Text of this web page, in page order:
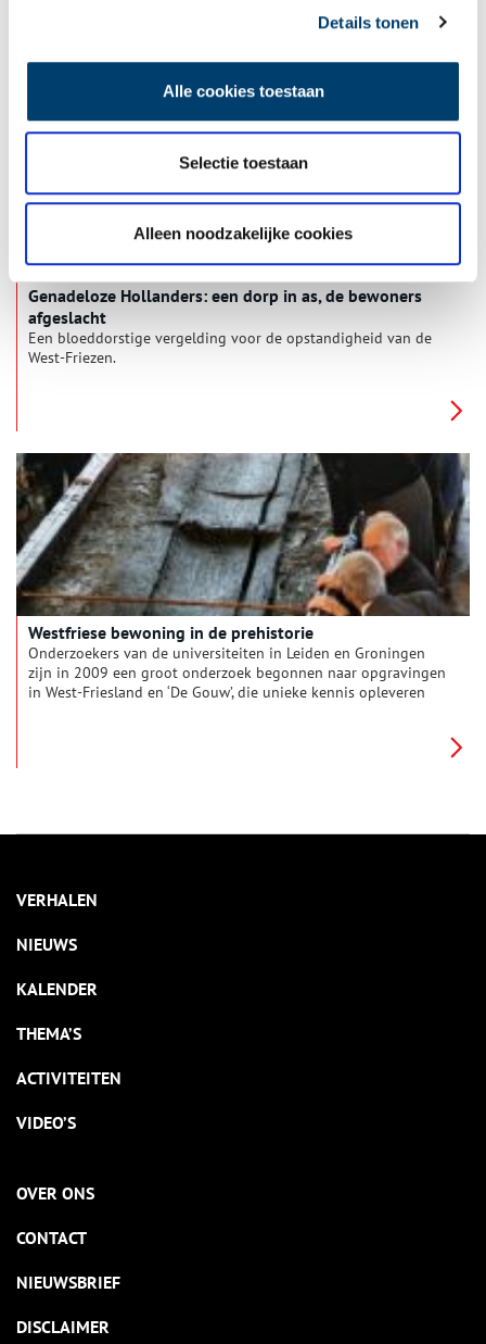
Details tonen
Alle cookies toestaan
Selectie toestaan
Alleen noodzakelijke cookies
Museum probeert er met de tentoonstelling Dinomakers een
Genadeloze Hollanders: een dorp in as, de bewoners
afgeslacht
Een bloeddorstige vergelding voor de opstandigheid van de
West-Friezen.
Westfriese bewoning in de prehistorie
Onderzoekers van de universiteiten in Leiden en Groningen
zijn in 2009 een groot onderzoek begonnen naar opgravingen
in West-Friesland en ‘De Gouw’, die unieke kennis opleveren
VERHALEN
NIEUWS
KALENDER
THEMA’S
ACTIVITEITEN
VIDEO’S
OVER ONS
CONTACT
NIEUWSBRIEF
DISCLAIMER